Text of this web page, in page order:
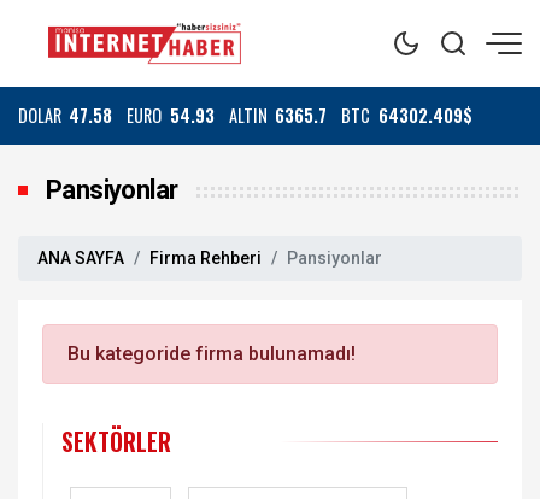
DOLAR 47.58 EURO 54.93 ALTIN 6365.7 BTC 64302.409$
Pansiyonlar
ANA SAYFA Firma Rehberi Pansiyonlar
Bu kategoride firma bulunamadı!
SEKTÖRLER